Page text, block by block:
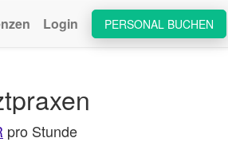
PERSONAL BUCHEN
Login
pro Stunde